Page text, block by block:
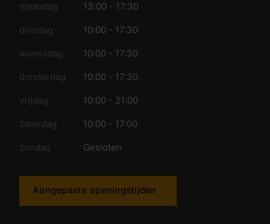
maandag 13:00 - 17:30
dinsdag 10:00 - 17:30
woensdag 10:00 - 17:30
donderdag 10:00 - 17:30
vrijdag 10:00 - 21:00
zaterdag 10:00 - 17:00
zondag Gesloten
Aangepaste openingstijden